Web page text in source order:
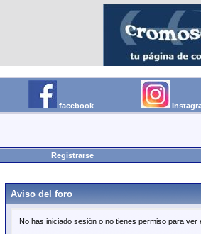
facebook
Registrarse
Aviso del foro
No has iniciado sesión o no tienes permiso para